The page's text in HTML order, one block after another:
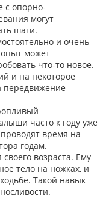
с опорно-
могут
шаги.
и очень
может
что-то новое.
и на некоторое
передвижение
часто к году уже
время на
годам.
возраста. Ему
тело на ножках, и
Такой навык